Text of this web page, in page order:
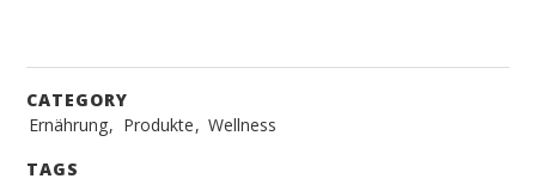
CATEGORY
Ernährung, Produkte, Wellness
TAGS
Post